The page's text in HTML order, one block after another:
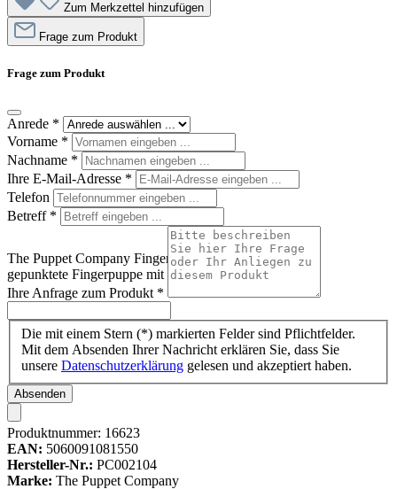
The Puppet Company Fingerpuppe Kegelrobbe, graue
gepunktete Fingerpuppe mit Flossen
Zum Merkzettel hinzufügen
Frage zum Produkt
Frage zum Produkt
Anrede *
Vorname *
Nachname *
Ihre E-Mail-Adresse *
Telefon
Betreff *
Ihre Anfrage zum Produkt *
Die mit einem Stern (*) markierten Felder sind Pflichtfelder.
Mit dem Absenden Ihrer Nachricht erklären Sie, dass Sie
unsere Datenschutzerklärung gelesen und akzeptiert haben.
Absenden
Produktnummer: 16623
EAN: 5060091081550
Hersteller-Nr.: PC002104
Marke: The Puppet Company